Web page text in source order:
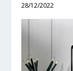
28/12/2022